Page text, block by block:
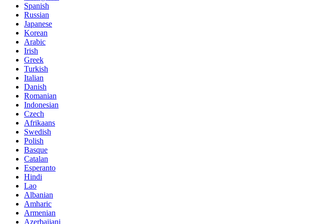
Spanish
Russian
Japanese
Korean
Arabic
Irish
Greek
Turkish
Italian
Danish
Romanian
Indonesian
Czech
Afrikaans
Swedish
Polish
Basque
Catalan
Esperanto
Hindi
Lao
Albanian
Amharic
Armenian
Azerbaijani